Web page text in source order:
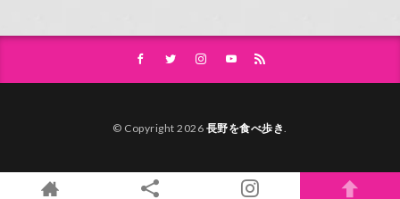
© Copyright 2026 長野を食べ歩き.